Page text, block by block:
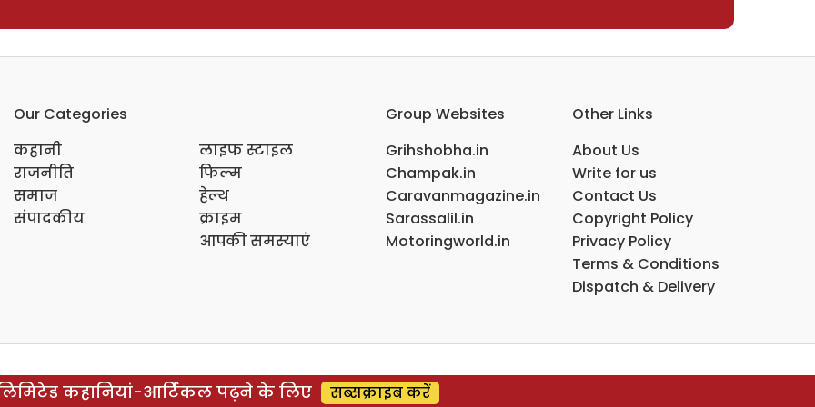
Our Categories
कहानी
राजनीति
समाज
संपादकीय
लाइफ स्टाइल
फिल्म
हेल्थ
क्राइम
आपकी समस्याएं
Group Websites
Grihshobha.in
Champak.in
Caravanmagazine.in
Sarassalil.in
Motoringworld.in
Other Links
About Us
Write for us
Contact Us
Copyright Policy
Privacy Policy
Terms & Conditions
Dispatch & Delivery
कहानियां-आर्टिकल पढ़ने के लिए सब्सक्राइब करें